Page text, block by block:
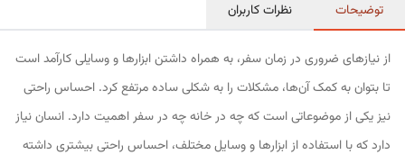
توضیحات نظرات کاربران
از نیازهای ضروری در زمان سفر، به همراه داشتن ابزارها و وسایلی کارآمد است
تا بتوان به کمک آن‌ها، مشکلات را به شکلی ساده مرتفع کرد. احساس راحتی
نیز یکی از موضوعاتی است که چه در خانه چه در سفر اهمیت دارد. انسان نیاز
دارد که با استفاده از ابزارها و وسایل مختلف، احساس راحتی بیشتری داشته